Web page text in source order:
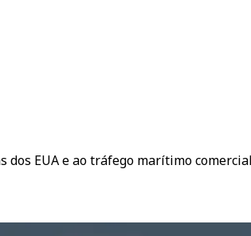
EUA e ao tráfego marítimo